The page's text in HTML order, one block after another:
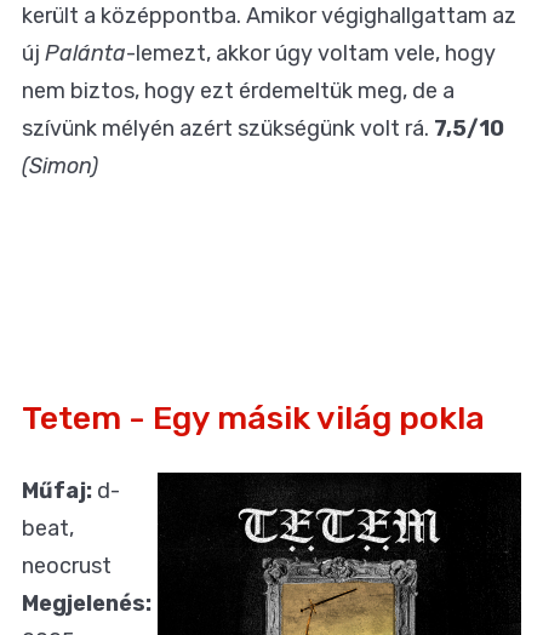
került a középpontba. Amikor végighallgattam az
új Palánta-lemezt, akkor úgy voltam vele, hogy
nem biztos, hogy ezt érdemeltük meg, de a
szívünk mélyén azért szükségünk volt rá. 7,5/10
(Simon)
Tetem - Egy másik világ pokla
Műfaj: d-
beat,
neocrust
Megjelenés: